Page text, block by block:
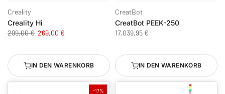
Creality
Creality Hi
299,00 € 269,00 €
IN DEN WARENKORB
CreatBot
CreatBot PEEK-250
17.039,95 €
IN DEN WARENKORB
-17%